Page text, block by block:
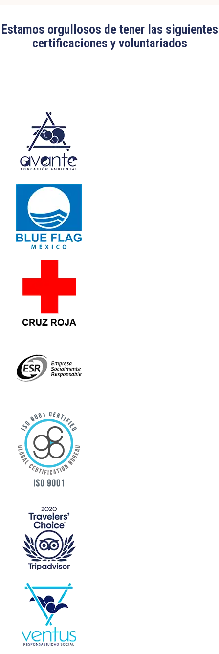
Estamos orgullosos de tener las siguientes
certificaciones y voluntariados
Edit widget Share